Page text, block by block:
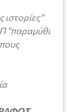
”παραμύθι